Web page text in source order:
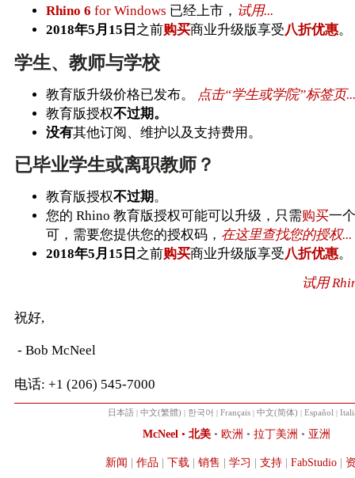
Rhino 6 for Windows 已经上市， 试用...
2018年5月15日 之前购买商业升级版享受八折优惠。
学生、教师与学校
教育版升级价格已发布。
点击“学生或学院”标签页...
教育版授权不过期。
没有其他订阅、维护以及支持费用。
已毕业学生或离职教师？
教育版授权不过期。
您的 Rhino 教育版授权可能可以升级，只需购买一
可，需要您提供您的授权码， 在这里查找您的授权...
2018年5月15日 之前购买商业升级版享受八折优惠。
试用
祝好,
- Bob McNeel
电话: +1 (206) 545-7000
日本語| 中文(繁體) | 한국어 | Français| 中文(简体) | Español |
McNeel • 北美• 欧洲 • 拉丁美洲 • 亚洲
新闻 | 作品 | 下载 | 销售 | 学习 | 支持| FabStudio|